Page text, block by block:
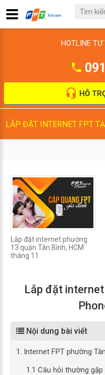
HOTLINE
HỖ
LẮP ĐẶT INTERNET FPT
Lắp đặt internet phường
13 quận Tân Bình, HCM
tháng 11
Lắp đặt
Nội dung bài viết
1. Internet FPT phường
1.1 Câu hỏi thường gặp